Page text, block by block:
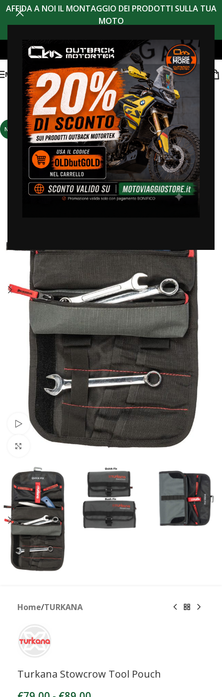
AFFIDA A NOI IL MONTAGGIO DEI PRODOTTI SULLA TUA
MOTO
MENU
NEW
Guarda il video
Clicca per ingrandire
Home/TURKANA
Turkana Stowcrow Tool Pouch